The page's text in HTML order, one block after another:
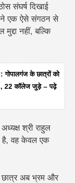
संघर्ष दिखाई
एक ऐसे संगठन से
नहीं, बल्कि
के छात्रों को
22 कॉलेज जुड़े – पढ़े
श्री राहुल
है, वह केवल एक
छात्र अब भ्रम और